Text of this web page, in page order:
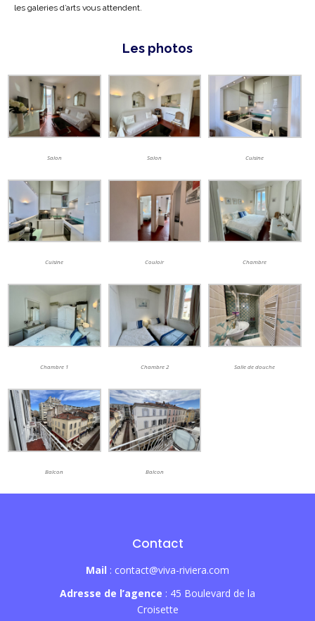
les galeries d’arts vous attendent.
Les photos
Salon Salon Cuisine
Cuisine Couloir Chambre
Chambre 1 Chambre 2 Salle de douche
Balcon Balcon
Contact
Mail : contact@viva-riviera.com
Adresse de l’agence : 45 Boulevard de la
Croisette